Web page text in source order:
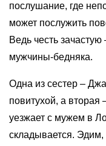
послушание, где
может послужить
Ведь честь зачастую
мужчины-бедняка.
Одна из сестер –
повитухой, а
уезжает с мужем в
складывается.